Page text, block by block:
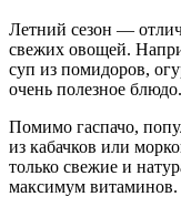
Летний сезон —
свежих овощей.
суп из помидоров,
очень полезное блюдо.
Помимо гаспачо,
из кабачков или
только свежие и
максимум витаминов.